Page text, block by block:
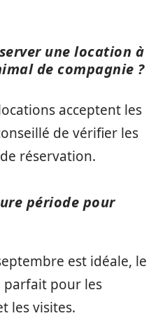
une location à
de compagnie ?
acceptent les
de vérifier les
réservation.
période pour
est idéale, le
parfait pour les
les visites.